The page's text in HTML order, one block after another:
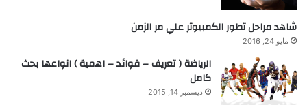
شاهد مراحل تطور الكمبيوتر علي مر الزمن
مايو 24, 2016
الرياضة ( تعريف – فوائد – اهمية ) انواعها بحث
كامل
ديسمبر 14, 2015